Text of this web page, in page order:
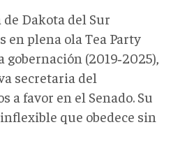
Dakota del Sur
en plena ola Tea Party
(2019‑2025),
secretaria del
a favor en el Senado. Su
que obedece sin